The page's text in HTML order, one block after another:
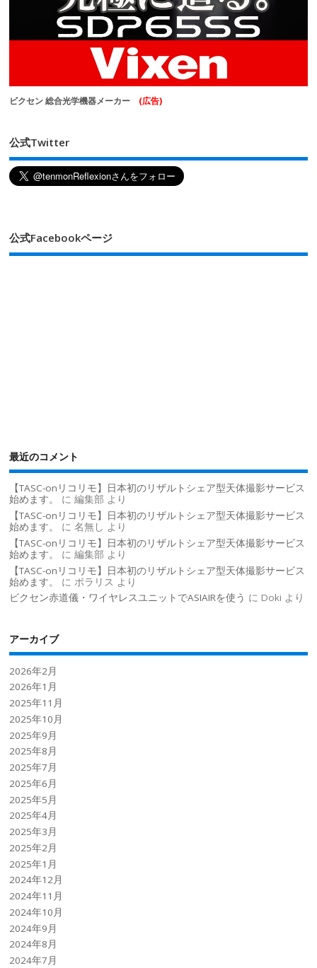
ビクセン 総合光学機器メーカー (広告)
公式Twitter
公式Facebookページ
最近のコメント
【TASC-onリコリモ】日本初のリザルトシェア型天体撮影サービス
始めます。
に編集部 より
【TASC-onリコリモ】日本初のリザルトシェア型天体撮影サービス
始めます。
に名無し より
【TASC-onリコリモ】日本初のリザルトシェア型天体撮影サービス
始めます。
に編集部 より
【TASC-onリコリモ】日本初のリザルトシェア型天体撮影サービス
始めます。
に ポラリス より
ビクセン赤道儀・ワイヤレスユニットでASIAIRを使う に Doki より
アーカイブ
2026年2月
2026年1月
2025年11月
2025年10月
2025年9月
2025年8月
2025年7月
2025年6月
2025年5月
2025年4月
2025年3月
2025年2月
2025年1月
2024年12月
2024年11月
2024年10月
2024年9月
2024年8月
2024年7月